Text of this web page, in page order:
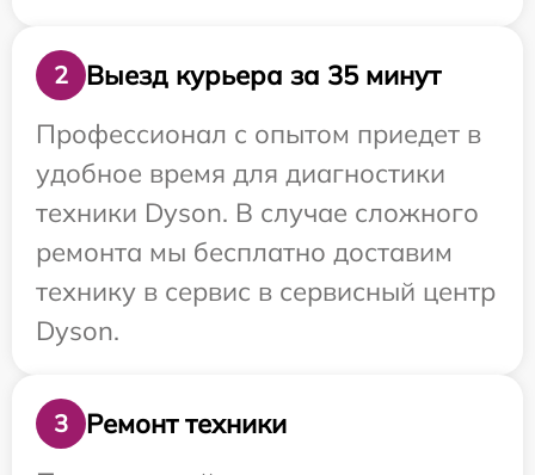
2
Выезд курьера за 35 минут
Профессионал с опытом приедет в
удобное время для диагностики
техники Dyson. В случае сложного
ремонта мы бесплатно доставим
технику в сервис в сервисный центр
Dyson.
3
Ремонт техники